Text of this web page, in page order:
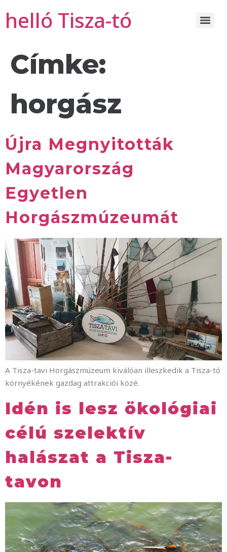
helló Tisza-tó
Címke:
horgász
Újra Megnyitották
Magyarország
Egyetlen
Horgászmúzeumát
A Tisza-tavi Horgászmúzeum kiválóan illeszkedik a Tisza-tó
környékének gazdag attrakciói közé.
Idén is lesz ökológiai
célú szelektív
halászat a Tisza-
tavon